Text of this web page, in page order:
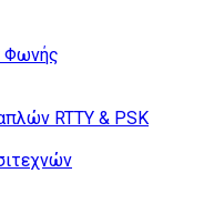
Φωνής
RTTY & PSK